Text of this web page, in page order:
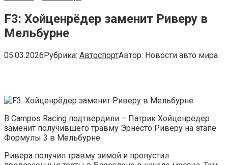
F3: Хойценрёдер заменит Риверу в
Мельбурне
05.03.2026Рубрика: АвтоспортАвтор: Новости авто мира
В Campos Racing подтвердили – Патрик Хойценрёдер
заменит получившего травму Эрнесто Риверу на этапе
Формулы 3 в Мельбурне.
Ривера получил травму зимой и пропустил